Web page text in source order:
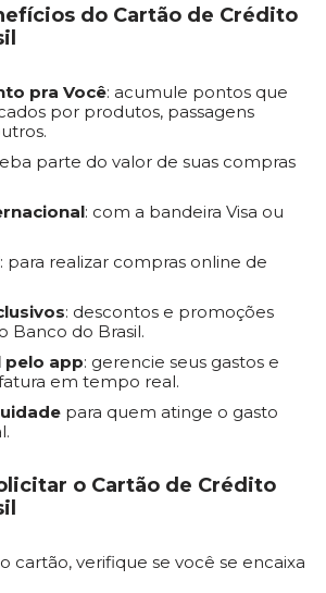
do Cartão de Crédito
pra Você: acumule pontos que
por produtos, passagens
parte do valor de suas compras
: com a bandeira Visa ou
: para realizar compras online de
: descontos e promoções
Banco do Brasil.
app: gerencie seus gastos e
em tempo real.
para quem atinge o gasto
o Cartão de Crédito
cartão, verifique se você se encaixa